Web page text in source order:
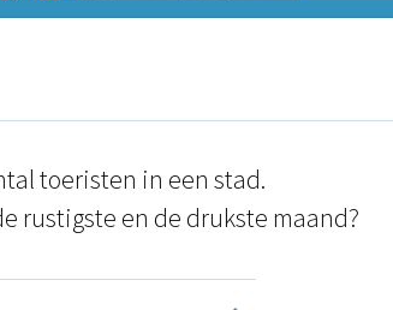
toeristen in een stad.
rustigste en de drukste maand?